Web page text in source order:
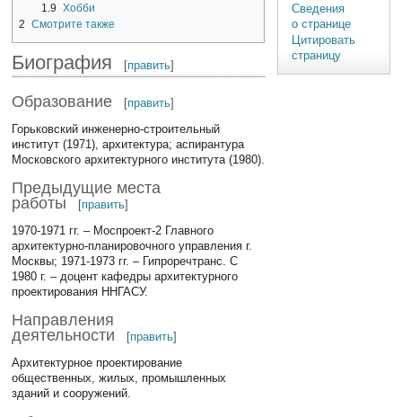
1.9 Хобби
2
Смотрите также
Биография [править]
Образование [править]
Горьковский инженерно-строительный
институт (1971), архитектура; аспирантура
Московского архитектурного института (1980).
Предыдущие места
работы
[править]
1970-1971 гг. – Моспроект-2 Главного
архитектурно-планировочного управления г.
Москвы; 1971-1973 гг. – Гипроречтранс. С
1980 г. – доцент кафедры архитектурного
проектирования ННГАСУ.
Направления
деятельности
[править]
Архитектурное проектирование
общественных, жилых, промышленных
зданий и сооружений.
Сведения
о странице
Цитировать
страницу